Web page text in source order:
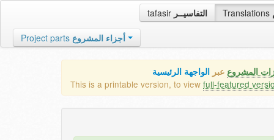
tafasir التفاسيــر Translations
Project parts أجزاء المشروع
المشروع عبر الواجهة الرئيسية
This is a printable version, to view full-featured